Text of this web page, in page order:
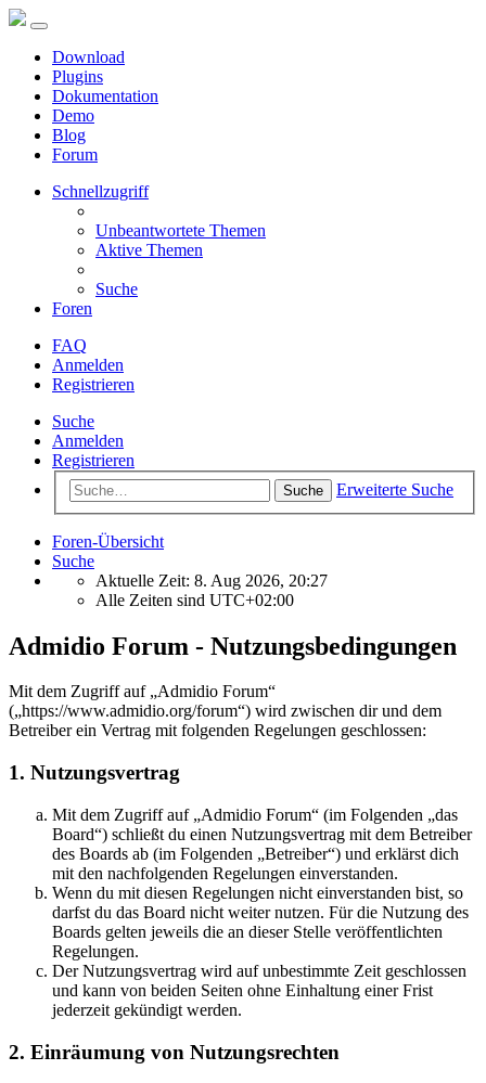
Download
Plugins
Dokumentation
Demo
Blog
Forum
Schnellzugriff
Unbeantwortete Themen
Aktive Themen
Suche
Foren
FAQ
Anmelden
Registrieren
Suche
Anmelden
Registrieren
Suche Erweiterte Suche
Foren-Übersicht
Suche
Aktuelle Zeit: 8. Aug 2026, 20:27
Alle Zeiten sind UTC+02:00
Admidio Forum - Nutzungsbedingungen
Mit dem Zugriff auf „Admidio Forum“
(„https://www.admidio.org/forum“) wird zwischen dir und dem
Betreiber ein Vertrag mit folgenden Regelungen geschlossen:
1. Nutzungsvertrag
Mit dem Zugriff auf „Admidio Forum“ (im Folgenden „das
Board“) schließt du einen Nutzungsvertrag mit dem Betreiber
des Boards ab (im Folgenden „Betreiber“) und erklärst dich
mit den nachfolgenden Regelungen einverstanden.
Wenn du mit diesen Regelungen nicht einverstanden bist, so
darfst du das Board nicht weiter nutzen. Für die Nutzung des
Boards gelten jeweils die an dieser Stelle veröffentlichten
Regelungen.
Der Nutzungsvertrag wird auf unbestimmte Zeit geschlossen
und kann von beiden Seiten ohne Einhaltung einer Frist
jederzeit gekündigt werden.
2. Einräumung von Nutzungsrechten